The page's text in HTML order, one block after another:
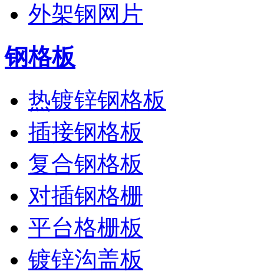
外架钢网片
钢格板
热镀锌钢格板
插接钢格板
复合钢格板
对插钢格栅
平台格栅板
镀锌沟盖板